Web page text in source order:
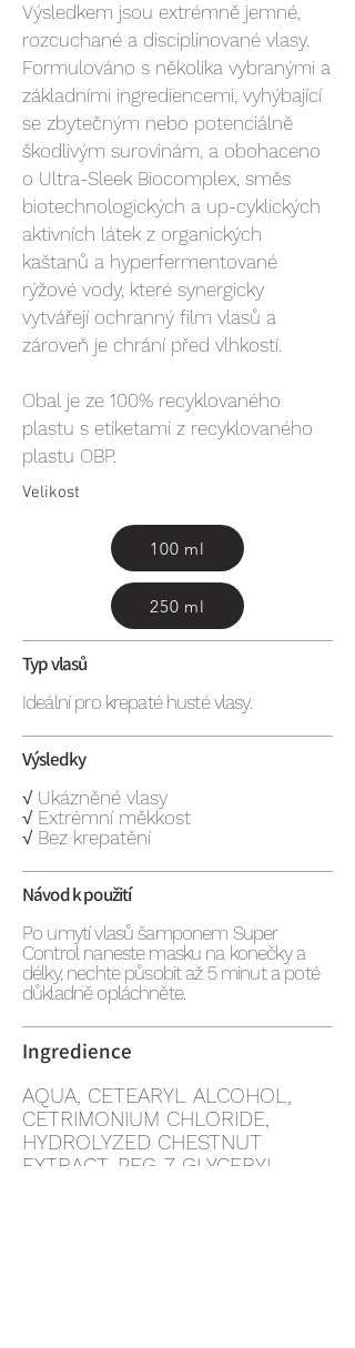
Výsledkem jsou extrémně jemné,
rozcuchané a disciplinované vlasy.
Formulováno s několika vybranými a
základními ingrediencemi, vyhýbající
se zbytečným nebo potenciálně
škodlivým surovinám, a obohaceno
o Ultra-Sleek Biocomplex, směs
biotechnologických a up-cyklických
aktivních látek z organických
kaštanů a hyperfermentované
rýžové vody, které synergicky
vytvářejí ochranný film vlasů a
zároveň je chrání před vlhkostí.
Obal je ze 100% recyklovaného
plastu s etiketami z recyklovaného
plastu OBP.
Velikost
100 ml
250 ml
Typ vlasů
Ideální pro krepaté husté vlasy.
Výsledky
√ Ukázněné vlasy
√ Extrémní měkkost
√ Bez krepatění
Návod k použití
Po umytí vlasů šamponem Super
Control naneste masku na konečky a
délky, nechte působit až 5 minut a poté
důkladně opláchněte.
Ingredience
AQUA, CETEARYL ALCOHOL,
CETRIMONIUM CHLORIDE,
HYDROLYZED CHESTNUT
EXTRACT, PEG-7 GLYCERYL